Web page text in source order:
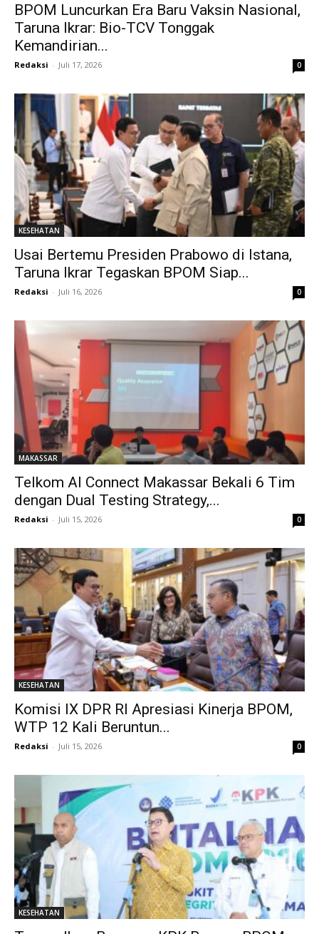
BPOM Luncurkan Era Baru Vaksin Nasional,
Taruna Ikrar: Bio-TCV Tonggak
Kemandirian...
Redaksi - Juli 17, 2026 0
KESEHATAN
Usai Bertemu Presiden Prabowo di Istana,
Taruna Ikrar Tegaskan BPOM Siap...
Redaksi - Juli 16, 2026 0
MAKASSAR
Telkom AI Connect Makassar Bekali 6 Tim
dengan Dual Testing Strategy,...
Redaksi - Juli 15, 2026 0
KESEHATAN
Komisi IX DPR RI Apresiasi Kinerja BPOM,
WTP 12 Kali Beruntun...
Redaksi - Juli 15, 2026 0
KESEHATAN